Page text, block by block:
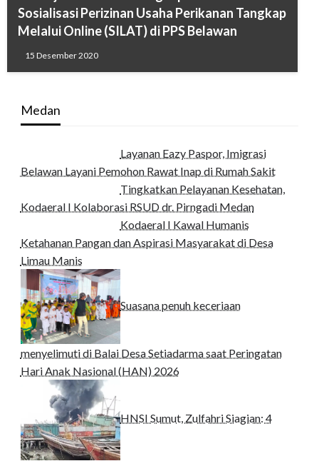
Sosialisasi Perizinan Usaha Perikanan Tangkap
Melalui Online (SILAT) di PPS Belawan
15 Desember 2020
Medan
Layanan Eazy Paspor, Imigrasi
Belawan Layani Pemohon Rawat Inap di Rumah Sakit
Tingkatkan Pelayanan Kesehatan,
Kodaeral I Kolaborasi RSUD dr. Pirngadi Medan‎
Kodaeral I Kawal Humanis
Ketahanan Pangan dan Aspirasi Masyarakat di Desa
Limau Manis
Suasana penuh keceriaan
menyelimuti di Balai Desa Setiadarma saat Peringatan
Hari Anak Nasional (HAN) 2026
HNSI Sumut, Zulfahri Siagian: 4